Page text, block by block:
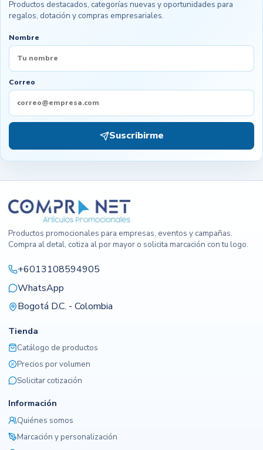
Productos destacados, categorías nuevas y oportunidades para
regalos, dotación y compras empresariales.
Nombre
Correo
Suscribirme
Productos promocionales para empresas, eventos y campañas.
Compra al detal, cotiza al por mayor o solicita marcación con tu logo.
+6013108594905
WhatsApp
Bogotá D.C. - Colombia
Tienda
Catálogo de productos
Precios por volumen
Solicitar cotización
Información
Quiénes somos
Marcación y personalización